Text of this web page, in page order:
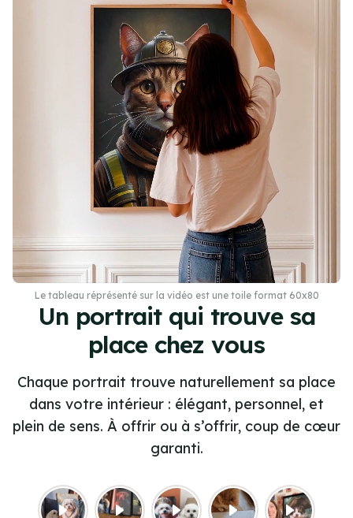
Un portrait qui trouve sa
place chez vous
Chaque portrait trouve naturellement sa place
dans votre intérieur : élégant, personnel, et
plein de sens. À offrir ou à s’offrir, coup de cœur
garanti.
Le tableau réprésenté sur la vidéo est une toile format 60x80